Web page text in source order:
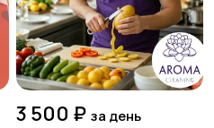
3 500 ₽ за день